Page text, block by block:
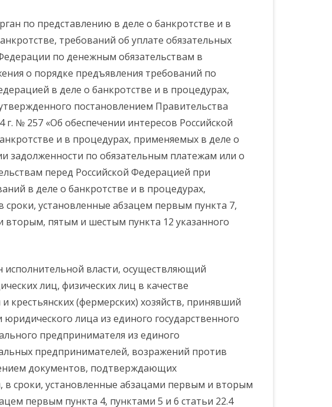
по представлению в деле о банкротстве и в
требований об уплате обязательных
по денежным обязательствам в
о порядке предъявления требований по
в деле о банкротстве и в процедурах,
постановлением Правительства
№ 257 «Об обеспечении интересов Российской
и в процедурах, применяемых в деле о
задолженности по обязательным платежам или о
перед Российской Федерацией при
в деле о банкротстве и в процедурах,
установленные абзацем первым пункта 7,
пятым и шестым пункта 12 указанного
власти, осуществляющий
лиц, физических лиц в качестве
(фермерских) хозяйств, принявший
лица из единого государственного
предпринимателя из единого
предпринимателей, возражений против
документов, подтверждающих
сроки, установленные абзацами первым и вторым
первым пункта 4, пунктами 5 и 6 статьи 22.4